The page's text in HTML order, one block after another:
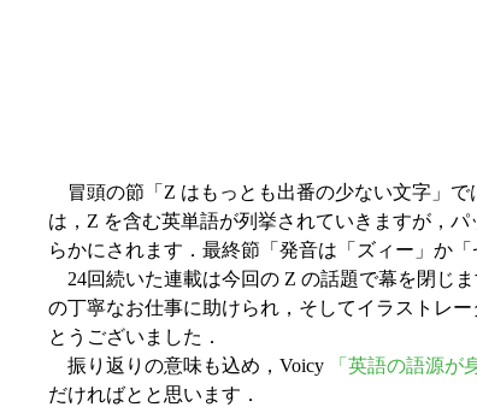
冒頭の節「Z はもっとも出番の少ない文字」で
は，Z を含む英単語が列挙されていきますが，
らかにされます．最終節「発音は「ズィー」か
24回続いた連載は今回の Z の話題で幕を閉じ
の丁寧なお仕事に助けられ，そしてイラストレ
とうございました．
振り返りの意味も込め，Voicy
「英語の語源が
だければとと思います．